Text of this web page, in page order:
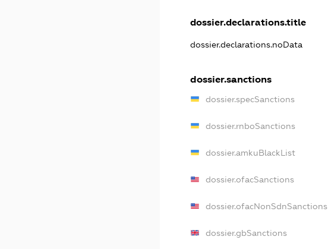
dossier.declarations.title
dossier.declarations.noData
dossier.sanctions
dossier.specSanctions
dossier.rnboSanctions
dossier.amkuBlackList
dossier.ofacSanctions
dossier.ofacNonSdnSanctions
dossier.gbSanctions